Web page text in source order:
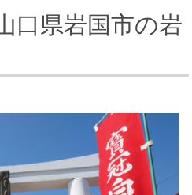
口県岩国市の岩